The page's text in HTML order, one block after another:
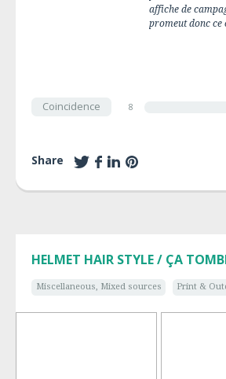
affiche de
promeut donc ce
Coincidence 8
Share
HELMET HAIR STYLE / ÇA
Miscellaneous, Mixed sources Print &